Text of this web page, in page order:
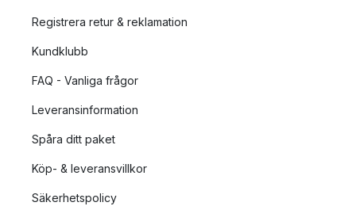
Registrera retur & reklamation
Kundklubb
FAQ - Vanliga frågor
Leveransinformation
Spåra ditt paket
Köp- & leveransvillkor
Säkerhetspolicy